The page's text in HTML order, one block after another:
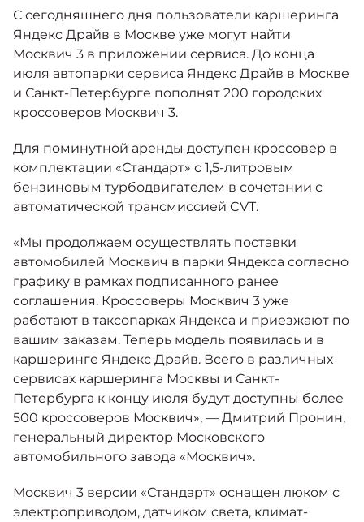
Яркий динамичный седан
от 2 237 000 ₽*
Москвич 3 с ручным
Кроссовер, создающий равные
возможности
от 2 069 000 ₽*
Москвич 8
Практичный семиместный
кроссовер
от 3 125 000 ₽*
Кредитные программы
Спецпредложения
Калькулятор трейд-ин
Моторное масло
СЕРВИСНЫЕ АКЦИИ
АКСЕССУАРЫ
КОНТАКТЫ
С сегодняшнего дня пользователи каршеринга
Яндекс Драйв в Москве уже могут найти
Москвич 3 в приложении сервиса. До конца
июля автопарки сервиса Яндекс Драйв в Москве
и Санкт-Петербурге пополнят 200 городских
кроссоверов Москвич 3.
Для поминутной аренды доступен кроссовер в
комплектации «Стандарт» с 1,5-литровым
бензиновым турбодвигателем в сочетании с
автоматической трансмиссией CVT.
«Мы продолжаем осуществлять поставки
автомобилей Москвич в парки Яндекса согласно
графику в рамках подписанного ранее
соглашения. Кроссоверы Москвич 3 уже
работают в таксопарках Яндекса и приезжают по
вашим заказам. Теперь модель появилась и в
каршеринге Яндекс Драйв. Всего в различных
сервисах каршеринга Москвы и Санкт-
Петербурга к концу июля будут доступны более
500 кроссоверов Москвич», — Дмитрий Пронин,
генеральный директор Московского
автомобильного завода «Москвич».
Москвич 3 версии «Стандарт» оснащен люком с
электроприводом, датчиком света, климат-